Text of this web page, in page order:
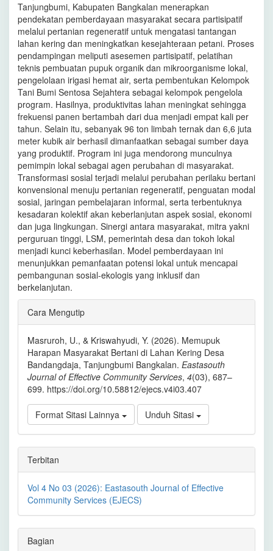
Tanjungbumi, Kabupaten Bangkalan menerapkan
pendekatan pemberdayaan masyarakat secara partisipatif
melalui pertanian regeneratif untuk mengatasi tantangan
lahan kering dan meningkatkan kesejahteraan petani. Proses
pendampingan meliputi asesemen partisipatif, pelatihan
teknis pembuatan pupuk organik dan mikroorganisme lokal,
pengelolaan irigasi hemat air, serta pembentukan Kelompok
Tani Bumi Sentosa Sejahtera sebagai kelompok pengelola
program. Hasilnya, produktivitas lahan meningkat sehingga
frekuensi panen bertambah dari dua menjadi empat kali per
tahun. Selain itu, sebanyak 96 ton limbah ternak dan 6,6 juta
meter kubik air berhasil dimanfaatkan sebagai sumber daya
yang produktif. Program ini juga mendorong munculnya
pemimpin lokal sebagai agen perubahan di masyarakat.
Transformasi sosial terjadi melalui perubahan perilaku bertani
konvensional menuju pertanian regeneratif, penguatan modal
sosial, jaringan pembelajaran informal, serta terbentuknya
kesadaran kolektif akan keberlanjutan aspek sosial, ekonomi
dan juga lingkungan. Sinergi antara masyarakat, mitra yakni
perguruan tinggi, LSM, pemerintah desa dan tokoh lokal
menjadi kunci keberhasilan. Model pemberdayaan ini
menunjukkan pemanfaatan potensi lokal untuk mencapai
pembangunan sosial-ekologis yang inklusif dan
berkelanjutan.
Rincian
Artikel
Cara Mengutip
Masruroh, U., & Kriswahyudi, Y. (2026). Memupuk
Harapan Masyarakat Bertani di Lahan Kering Desa
Bandangdaja, Tanjungbumi Bangkalan. Eastasouth
Journal of Effective Community Services, 4(03), 687–
699. https://doi.org/10.58812/ejecs.v4i03.407
Format Sitasi Lainnya Unduh Sitasi
Terbitan
Vol 4 No 03 (2026): Eastasouth Journal of Effective
Community Services (EJECS)
Bagian